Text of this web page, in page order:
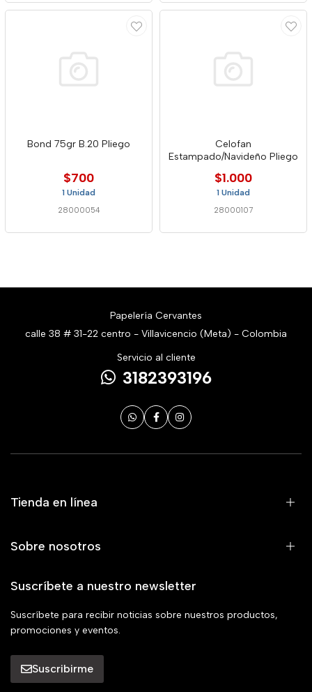
Bond 75gr B.20 Pliego
$700
1 Unidad
28000054
Celofan
Estampado/Navideño Pliego
$1.000
1 Unidad
28000107
Papelería Cervantes
calle 38 # 31-22 centro - Villavicencio (Meta) - Colombia
Servicio al cliente
3182393196
Tienda en línea
Sobre nosotros
Suscríbete a nuestro newsletter
Suscríbete para recibir noticias sobre nuestros productos,
promociones y eventos.
Suscribirme